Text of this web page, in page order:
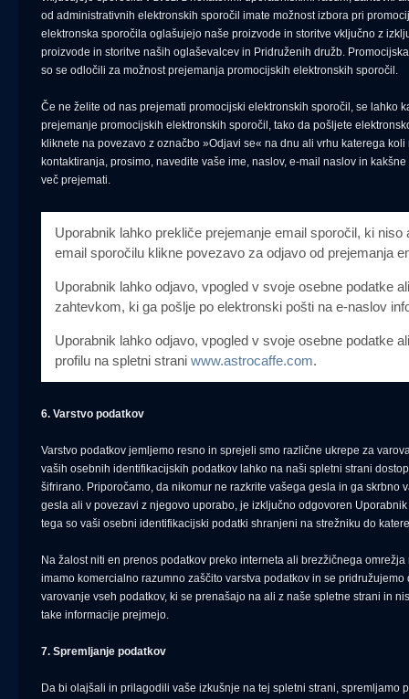
od administrativnih elektronskih sporočil imate možnost izbora pri
elektronska sporočila oglašujejo naše proizvode in storitve vključno z
proizvode in storitve naših oglaševalcev in Pridruženih družb.
so se odločili za možnost prejemanja promocijskih elektronskih sporočil.
Če ne želite od nas prejemati promocijski elektronskih sporočil, se lahko
prejemanje promocijskih elektronskih sporočil, tako da pošljete
kliknete na povezavo z označbo »Odjavi se« na dnu ali vrhu katerega
kontaktiranja, prosimo, navedite vaše ime, naslov, e-mail naslov in
več prejemati.
Uporabnik lahko prekliče prejemanje email sporočil, ki
email sporočilu klikne povezavo za odjavo od prejemanja
Uporabnik lahko odjavo, vpogled v svoje osebne podatke
zahtevkom, ki ga pošlje po elektronski pošti na e-naslov
Uporabnik lahko odjavo, vpogled v svoje osebne podatke
profilu na spletni strani www.astrocaffe.com.
6. Varstvo podatkov
Varstvo podatkov jemljemo resno in sprejeli smo različne ukrepe za
vaših osebnih identifikacijskih podatkov lahko na naši spletni strani
šifrirano. Priporočamo, da nikomur ne razkrite vašega gesla in ga skrbno
gesla ali v povezavi z njegovo uporabo, je izključno odgovoren
tega so vaši osebni identifikacijski podatki shranjeni na strežniku do
Na žalost niti en prenos podatkov preko interneta ali brezžičnega
imamo komercialno razumno zaščito varstva podatkov in se
varovanje vseh podatkov, ki se prenašajo na ali z naše spletne strani in
take informacije prejmejo.
7. Spremljanje podatkov
Da bi olajšali in prilagodili vaše izkušnje na tej spletni strani, spremljamo